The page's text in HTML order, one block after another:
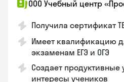
ООО Учебный центр
Получила сертификат
Имеет квалификацию
экзаменам ЕГЭ и ОГЭ
Создает продуктивные
интересы учеников